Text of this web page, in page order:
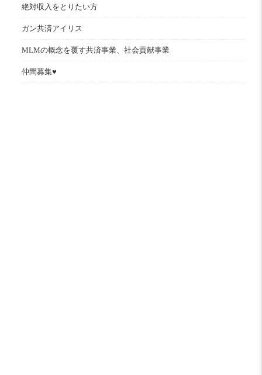
絶対収入をとりたい方
ガン共済アイリス
MLMの概念を覆す共済事業、社会貢献事業
仲間募集♥